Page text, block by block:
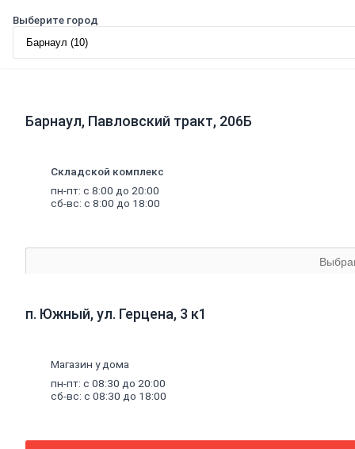
Погружные насосы
Санитарные насосы
Электрический теплый пол
Водонагреватели
Водосчетчики
радиаторы
Санфаянс, ванная, кухня
Ванны
Экраны под ванны
Оборудование для ванн
Писсуары
Выберите город
Барнаул, Павловский тракт, 206Б
Складской комплекс
пн-пт: с 8:00 до 20:00
сб-вс: с 8:00 до 18:00
п. Южный, ул. Герцена, 3 к1
Магазин у дома
пн-пт: с 08:30 до 20:00
сб-вс: с 08:30 до 18:00